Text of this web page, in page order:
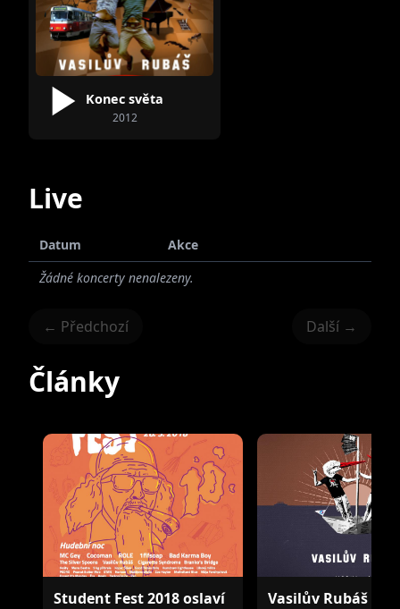
Konec světa
2012
Live
Datum
Akce
Žádné koncerty nenalezeny.
← Předchozí Další →
Články
Student Fest 2018 oslaví
Vasilův Rubáš